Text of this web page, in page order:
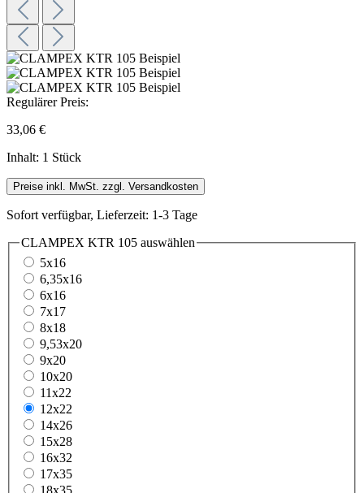
Regulärer Preis:
33,06 €
Inhalt: 1 Stück
Preise inkl. MwSt. zzgl. Versandkosten
Sofort verfügbar, Lieferzeit: 1-3 Tage
CLAMPEX KTR 105 auswählen
5x16
6,35x16
6x16
7x17
8x18
9,53x20
9x20
10x20
11x22
12x22
14x26
15x28
16x32
17x35